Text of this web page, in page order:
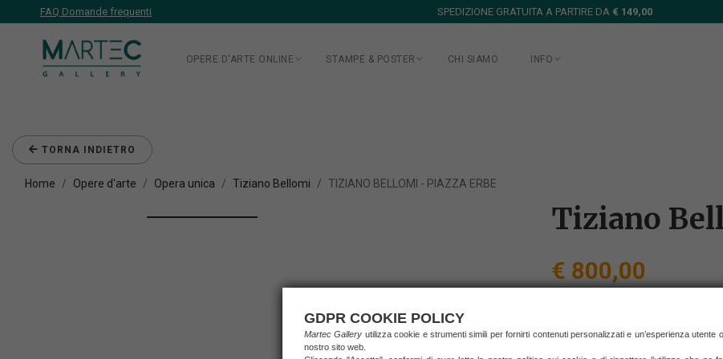
FAQ Domande frequenti SPEDIZIONE GRATUITA A PARTIRE DA € 149,00
OPERE D'ARTE ONLINE STAMPE & POSTER CHI SIAMO INFO
TORNA INDIETRO
Home Opere d'arte Opera unica Tiziano Bellomi TIZIANO BELLOMI - PIAZZA ERBE
Tiziano
€ 800,00
GDPR COOKIE POLICY
Martec Gallery utilizza cookie e strumenti simili per fornirti contenuti personalizzati e un’esperienza utente
nostro sito web.